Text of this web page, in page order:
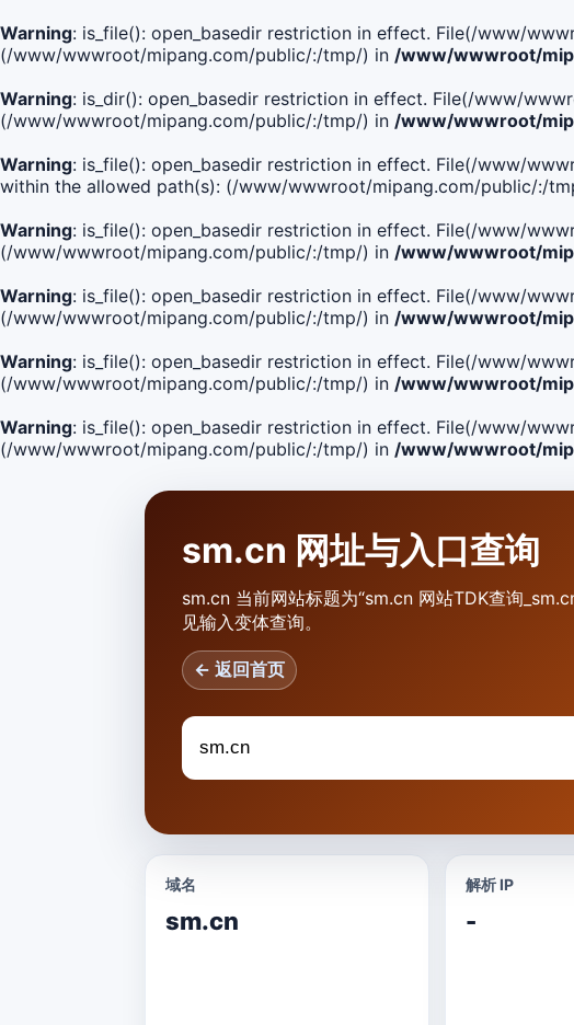
Warning: is_file(): open_basedir restriction in effect. File(/www/
(/www/wwwroot/mipang.com/public/:/tmp/) in /www/wwwroot/
Warning: is_dir(): open_basedir restriction in effect. File(/www/
(/www/wwwroot/mipang.com/public/:/tmp/) in /www/wwwroot/
Warning: is_file(): open_basedir restriction in effect. File(/www/
within the allowed path(s): (/www/wwwroot/mipang.com/public/:/
Warning: is_file(): open_basedir restriction in effect. File(/www/
(/www/wwwroot/mipang.com/public/:/tmp/) in /www/wwwroot/
Warning: is_file(): open_basedir restriction in effect. File(/www/
(/www/wwwroot/mipang.com/public/:/tmp/) in /www/wwwroot/
Warning: is_file(): open_basedir restriction in effect. File(/www/
(/www/wwwroot/mipang.com/public/:/tmp/) in /www/wwwroot/
Warning: is_file(): open_basedir restriction in effect. File(/www/
(/www/wwwroot/mipang.com/public/:/tmp/) in /www/wwwroot/
sm.cn 网址与入口查询
sm.cn 当前网站标题为“sm.cn 网站TDK查询
见输入变体查询。
← 返回首页
域名
sm.cn
解析 IP
-